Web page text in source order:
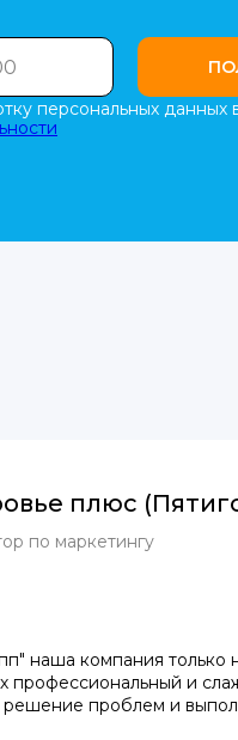
персональных данных
плюс
по маркетингу
наша компания только
профессиональный и
решение проблем и
данную компанию в